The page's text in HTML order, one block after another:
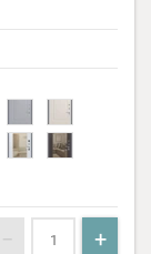
− +